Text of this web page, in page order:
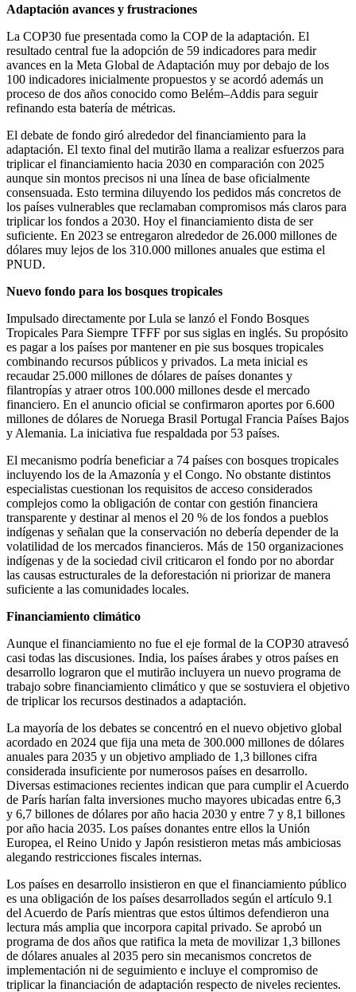
Adaptación avances y frustraciones
La COP30 fue presentada como la COP de la adaptación. El
resultado central fue la adopción de 59 indicadores para medir
avances en la Meta Global de Adaptación muy por debajo de los
100 indicadores inicialmente propuestos y se acordó además un
proceso de dos años conocido como Belém–Addis para seguir
refinando esta batería de métricas.
El debate de fondo giró alrededor del financiamiento para la
adaptación. El texto final del mutirão llama a realizar esfuerzos para
triplicar el financiamiento hacia 2030 en comparación con 2025
aunque sin montos precisos ni una línea de base oficialmente
consensuada. Esto termina diluyendo los pedidos más concretos de
los países vulnerables que reclamaban compromisos más claros para
triplicar los fondos a 2030. Hoy el financiamiento dista de ser
suficiente. En 2023 se entregaron alrededor de 26.000 millones de
dólares muy lejos de los 310.000 millones anuales que estima el
PNUD.
Nuevo fondo para los bosques tropicales
Impulsado directamente por Lula se lanzó el Fondo Bosques
Tropicales Para Siempre TFFF por sus siglas en inglés. Su propósito
es pagar a los países por mantener en pie sus bosques tropicales
combinando recursos públicos y privados. La meta inicial es
recaudar 25.000 millones de dólares de países donantes y
filantropías y atraer otros 100.000 millones desde el mercado
financiero. En el anuncio oficial se confirmaron aportes por 6.600
millones de dólares de Noruega Brasil Portugal Francia Países Bajos
y Alemania. La iniciativa fue respaldada por 53 países.
El mecanismo podría beneficiar a 74 países con bosques tropicales
incluyendo los de la Amazonía y el Congo. No obstante distintos
especialistas cuestionan los requisitos de acceso considerados
complejos como la obligación de contar con gestión financiera
transparente y destinar al menos el 20 % de los fondos a pueblos
indígenas y señalan que la conservación no debería depender de la
volatilidad de los mercados financieros. Más de 150 organizaciones
indígenas y de la sociedad civil criticaron el fondo por no abordar
las causas estructurales de la deforestación ni priorizar de manera
suficiente a las comunidades locales.
Financiamiento climático
Aunque el financiamiento no fue el eje formal de la COP30 atravesó
casi todas las discusiones. India, los países árabes y otros países en
desarrollo lograron que el mutirão incluyera un nuevo programa de
trabajo sobre financiamiento climático y que se sostuviera el objetivo
de triplicar los recursos destinados a adaptación.
La mayoría de los debates se concentró en el nuevo objetivo global
acordado en 2024 que fija una meta de 300.000 millones de dólares
anuales para 2035 y un objetivo ampliado de 1,3 billones cifra
considerada insuficiente por numerosos países en desarrollo.
Diversas estimaciones recientes indican que para cumplir el Acuerdo
de París harían falta inversiones mucho mayores ubicadas entre 6,3
y 6,7 billones de dólares por año hacia 2030 y entre 7 y 8,1 billones
por año hacia 2035. Los países donantes entre ellos la Unión
Europea, el Reino Unido y Japón resistieron metas más ambiciosas
alegando restricciones fiscales internas.
Los países en desarrollo insistieron en que el financiamiento público
es una obligación de los países desarrollados según el artículo 9.1
del Acuerdo de París mientras que estos últimos defendieron una
lectura más amplia que incorpora capital privado. Se aprobó un
programa de dos años que ratifica la meta de movilizar 1,3 billones
de dólares anuales al 2035 pero sin mecanismos concretos de
implementación ni de seguimiento e incluye el compromiso de
triplicar la financiación de adaptación respecto de niveles recientes.